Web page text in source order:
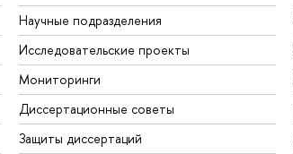
Научные подразделения
Исследовательские проекты
Мониторинги
Диссертационные советы
Защиты диссертаций